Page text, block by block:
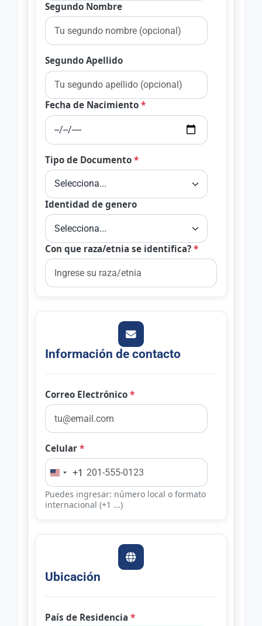
Segundo Nombre
Segundo Apellido
Fecha de Nacimiento*
Tipo de Documento*
Identidad de genero
Con que raza/etnia se identifica?*
Información de contacto
Correo Electrónico*
Celular*
+1
Puedes ingresar: número local o formato
internacional (+1 ...)
Ubicación
País de Residencia*